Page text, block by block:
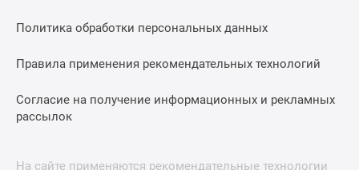
Политика обработки персональных данных
Правила применения рекомендательных технологий
Согласие на получение информационных и рекламных
рассылок
На сайте применяются рекомендательные технологии